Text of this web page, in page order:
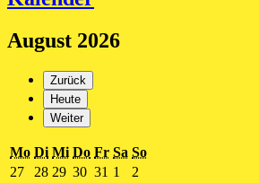
August 2026
Zurück
Heute
Weiter
MoMontag
DiDienstag
MiMittwoch
DoDonnerstag
FrFreitag
Sa Samstag
SoSonntag
2727.2828.
2929.
3030.
31 31.
1 2